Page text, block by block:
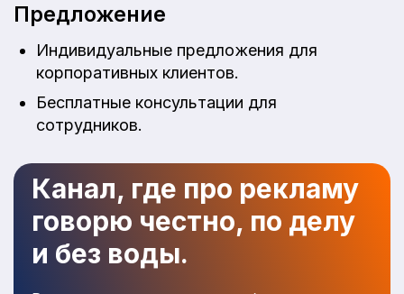
Предложение
Индивидуальные предложения для
корпоративных клиентов.
Бесплатные консультации для
сотрудников.
Канал, где про рекламу
говорю честно, по делу
и без воды.